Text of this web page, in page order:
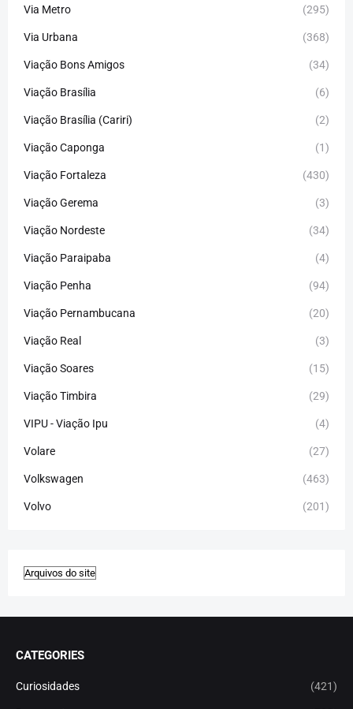
Via Metro (295)
Via Urbana (368)
Viação Bons Amigos (34)
Viação Brasília (6)
Viação Brasília (Cariri) (2)
Viação Caponga (1)
Viação Fortaleza (430)
Viação Gerema (3)
Viação Nordeste (34)
Viação Paraipaba (4)
Viação Penha (94)
Viação Pernambucana (20)
Viação Real (3)
Viação Soares (15)
Viação Timbira (29)
VIPU - Viação Ipu (4)
Volare (27)
Volkswagen (463)
Volvo (201)
CATEGORIES
Curiosidades (421)